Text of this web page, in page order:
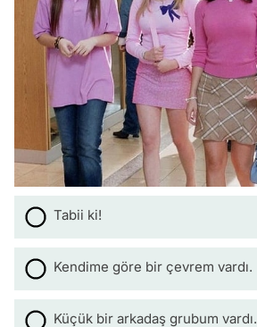
Tabii ki!
Kendime göre bir çevrem vardı.
Küçük bir arkadaş grubum vardı.